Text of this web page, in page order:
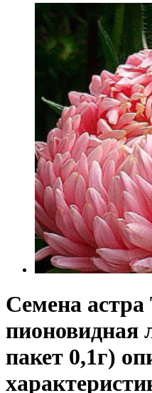
Семена астра
пионовидная
пакет 0,1г)